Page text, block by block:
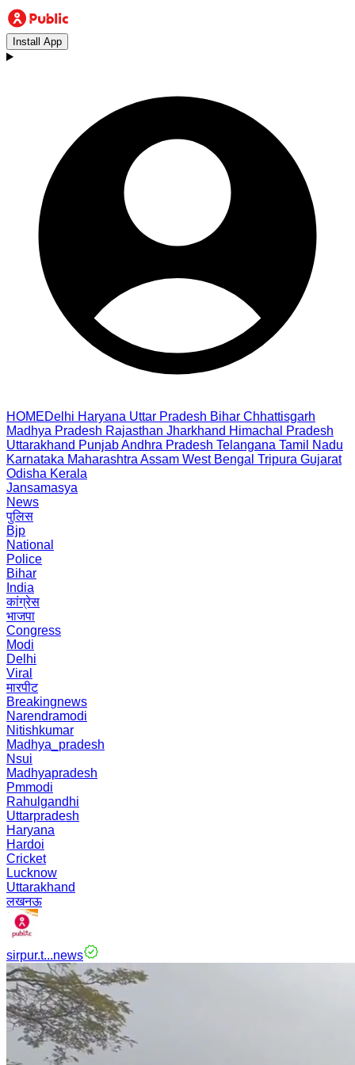
Install App
HOMEDelhi Haryana Uttar Pradesh Bihar Chhattisgarh
Madhya Pradesh Rajasthan Jharkhand Himachal Pradesh
Uttarakhand PunjabAndhra Pradesh Telangana Tamil Nadu
Karnataka Maharashtra Assam West Bengal Tripura Gujarat
Odisha Kerala
Jansamasya
News
पुलिस
Bjp
National
Police
Bihar
India
कांग्रेस
भाजपा
Congress
Modi
Delhi
Viral
मारपीट
Breakingnews
Narendramodi
Nitishkumar
Madhya_pradesh
Nsui
Madhyapradesh
Pmmodi
Rahulgandhi
Uttarpradesh
Haryana
Hardoi
Cricket
Lucknow
Uttarakhand
लखनऊ
sirpur.t...news